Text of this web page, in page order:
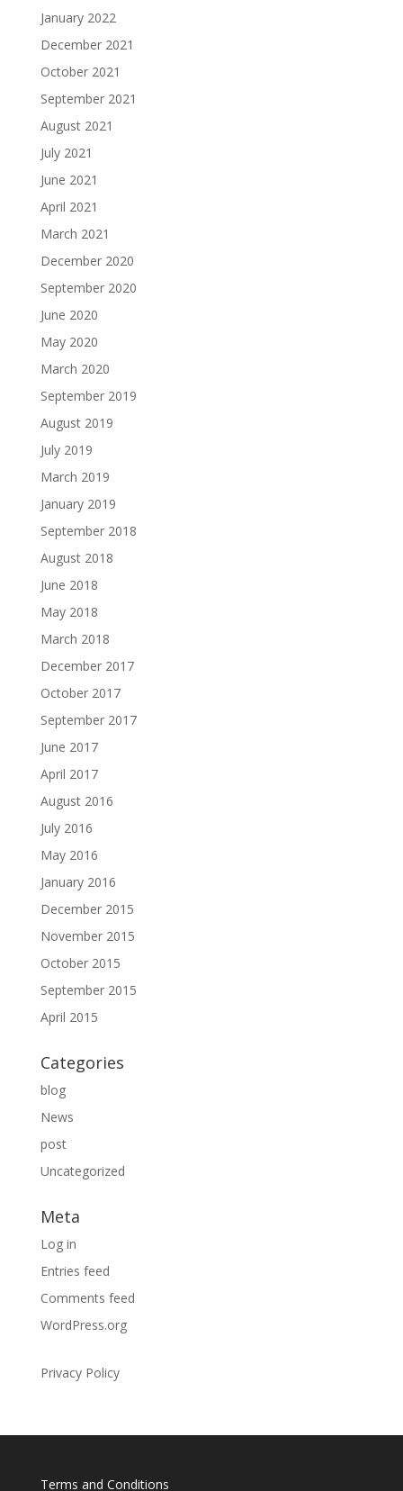
January 2022
December 2021
October 2021
September 2021
August 2021
July 2021
June 2021
April 2021
March 2021
December 2020
September 2020
June 2020
May 2020
March 2020
September 2019
August 2019
July 2019
March 2019
January 2019
September 2018
August 2018
June 2018
May 2018
March 2018
December 2017
October 2017
September 2017
June 2017
April 2017
August 2016
July 2016
May 2016
January 2016
December 2015
November 2015
October 2015
September 2015
April 2015
Categories
blog
News
post
Uncategorized
Meta
Log in
Entries feed
Comments feed
WordPress.org
Privacy Policy
Terms and Conditions